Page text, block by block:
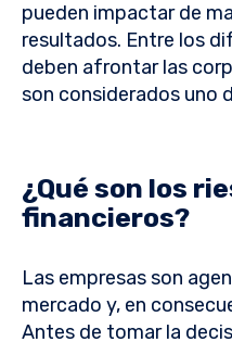
pueden impactar de
resultados. Entre los
deben afrontar las
son considerados uno
¿Qué son los
financieros?
Las empresas son
mercado y, en
Antes de tomar la